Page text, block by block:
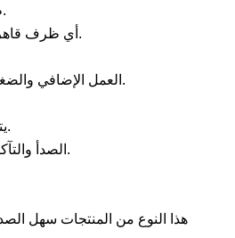
* طلبات خاطئة من العملاء.
* أي ظرف قاهر يتسبب في حدوث ضرر.
* العمل الإضافي والضغط الزائد على قطع الغيار.
* يتم تدمير العوامل البشرية.
* الصدأ والتآكل أثناء التخزين والتشغيل.
هذا النوع من المنتجات سهل